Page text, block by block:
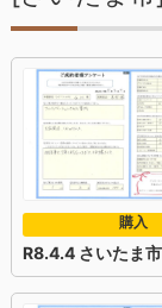
購入
R8.4.4 さいたま